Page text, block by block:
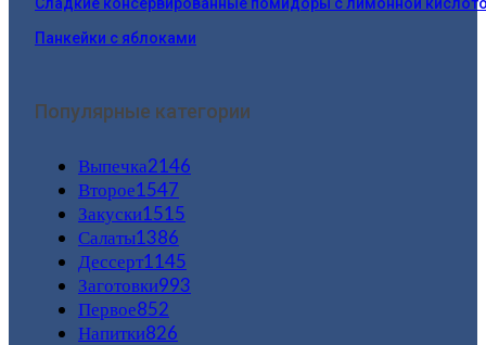
Панкейки с яблоками
Популярные категории
Выпечка2146
Второе1547
Закуски1515
Салаты1386
Дессерт1145
Заготовки993
Первое852
Напитки826